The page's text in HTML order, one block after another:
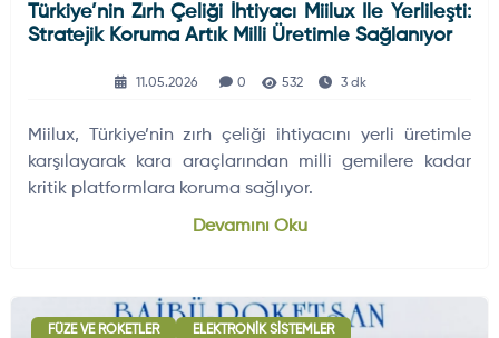
Türkiye’nin Zırh Çeliği İhtiyacı Miilux Ile Yerlileşti:
Stratejik Koruma Artık Milli Üretimle Sağlanıyor
11.05.2026 0 532 3 dk
Miilux, Türkiye’nin zırh çeliği ihtiyacını yerli üretimle
karşılayarak kara araçlarından milli gemilere kadar
kritik platformlara koruma sağlıyor.
Devamını Oku
FÜZE VE ROKETLER ELEKTRONIK SISTEMLER
Füze ve Roketler 226
Dünyadan Gelişmeler